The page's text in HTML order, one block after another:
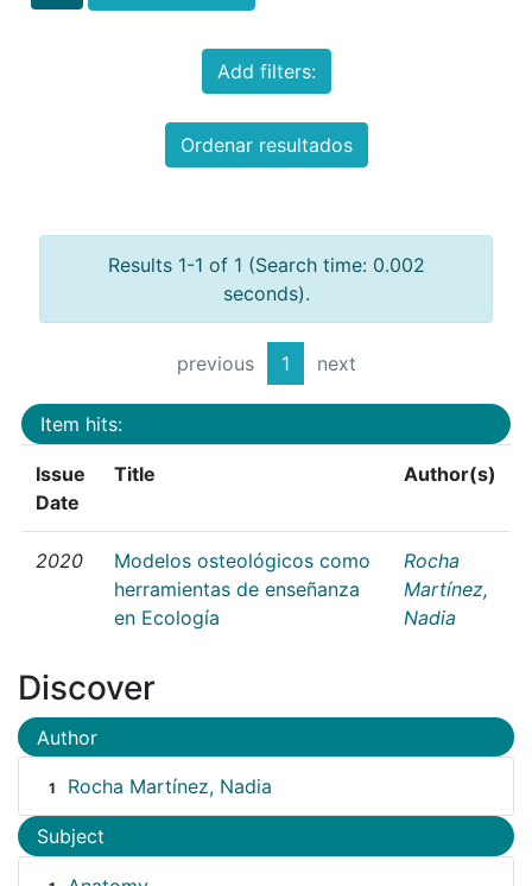
Add filters:
Ordenar resultados
Results 1-1 of 1 (Search time: 0.002
seconds).
previous 1 next
Item hits:
Issue
Date
Title Author(s)
2020
Modelos osteológicos como
herramientas de enseñanza
en Ecología
Rocha
Martínez,
Nadia
Discover
Author
1 Rocha Martínez, Nadia
Subject